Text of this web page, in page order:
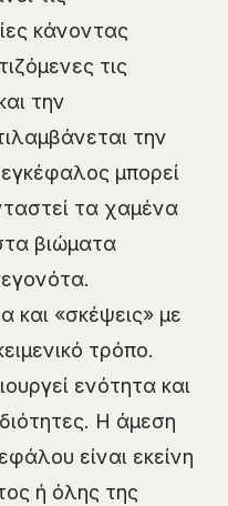
κάνοντας
τις
την
την
μπορεί
τα χαμένα
βιώματα
και «σκέψεις» με
τρόπο.
ενότητα και
Η άμεση
είναι εκείνη
ή όλης της